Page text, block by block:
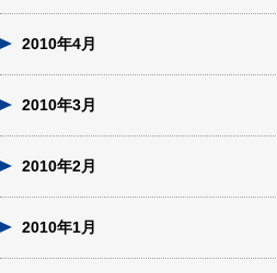
2010年4月
2010年3月
2010年2月
2010年1月